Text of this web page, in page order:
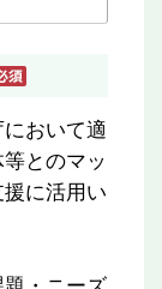
において適
とのマッ
に活用い